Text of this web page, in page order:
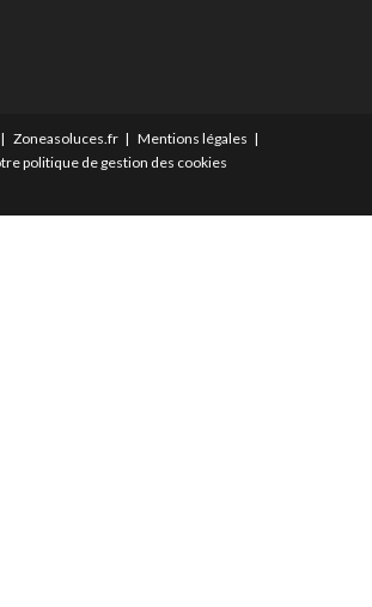
Zoneasoluces.fr
Mentions légales
politique de gestion des cookies